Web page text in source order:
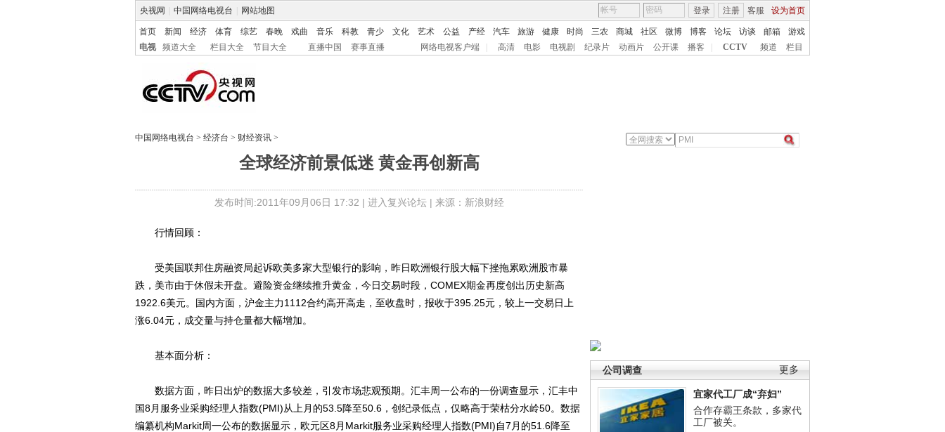
央视网 中国网络电视台 网站地图 客服 设为首页
登录 注册
首页 新闻 经济 体育 综艺 春晚 戏曲 音乐 科教 青少 文化 艺术 公益 产经 汽车 旅游 健康 时尚 三农 商城 社区 微博 博客 论坛 访谈 邮箱
游戏
电视
频道大全 栏目大全 节目大全 直播中国 赛事直播 网络电视客户端 高清 电影 电视剧 纪录片 动画片 公开课 播客 CCTV 频道 栏目
中国网络电视台 > 经济台 > 财经资讯 >
全球经济前景低迷 黄金再创新高
发布时间:2011年09月06日 17:32 | 进入复兴论坛| 来源：新浪财经
更多
公司调查
宜家代工厂成“弃妇”
合作存霸王条款，多家代
工厂被关。
行情回顾：
受美国联邦住房融资局起诉欧美多家大型银行的影响，昨日欧洲银行股大幅下挫拖累欧洲股市暴
跌，美市由于休假未开盘。避险资金继续推升黄金，今日交易时段，COMEX期金再度创出历史新高
1922.6美元。国内方面，沪金主力1112合约高开高走，至收盘时，报收于395.25元，较上一交易日上
涨6.04元，成交量与持仓量都大幅增加。
基本面分析：
数据方面，昨日出炉的数据大多较差，引发市场悲观预期。汇丰周一公布的一份调查显示，汇丰中
国8月服务业采购经理人指数(PMI)从上月的53.5降至50.6，创纪录低点，仅略高于荣枯分水岭50。数据
编纂机构Markit周一公布的数据显示，欧元区8月Markit服务业采购经理人指数(PMI)自7月的51.6降至